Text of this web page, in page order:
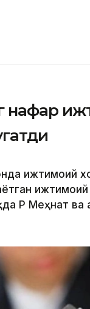
нафар
ижтимоий
ҚР Меҳнат